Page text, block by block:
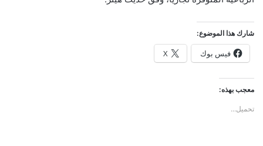
شارك هذا الموضوع:
فيس بوك X
معجب بهذه:
تحميل...